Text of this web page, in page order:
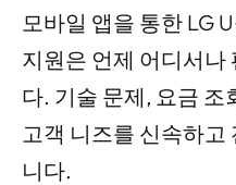
모바일 앱을 통한 LG
지원은 언제 어디서나
다. 기술 문제, 요금 조
고객 니즈를 신속하고
니다.